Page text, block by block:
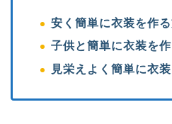
安く簡単に衣装を作
子供と簡単に衣装を
見栄えよく簡単に衣